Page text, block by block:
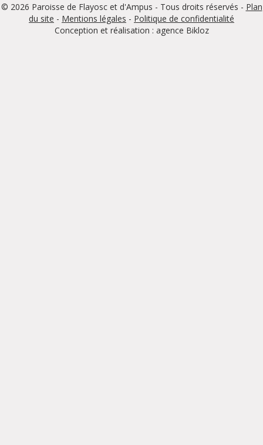
© 2026 Paroisse de Flayosc et d'Ampus - Tous droits réservés - Plan
du site - Mentions légales - Politique de confidentialité
Conception et réalisation : agence Bikloz